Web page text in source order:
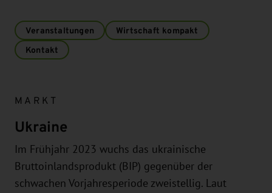
Veranstaltungen
Wirtschaft kompakt
Kontakt
MARKT
Ukraine
Im Frühjahr 2023 wuchs das ukrainische
Bruttoinlandsprodukt (BIP) gegenüber der
schwachen Vorjahresperiode zweistellig. Laut